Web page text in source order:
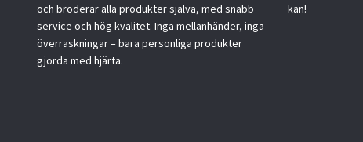
och broderar alla produkter själva, med snabb
service och hög kvalitet. Inga mellanhänder, inga
överraskningar – bara personliga produkter
gjorda med hjärta.
kan!